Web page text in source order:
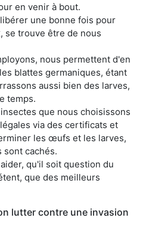
en venir à bout.
une bonne fois pour
se trouve être de nous
nous permettent d'en
blattes germaniques, étant
aussi bien des larves,
temps.
que nous choisissons
via des certificats et
les œufs et les larves,
cachés.
qu'il soit question du
que des meilleurs
lutter contre une invasion